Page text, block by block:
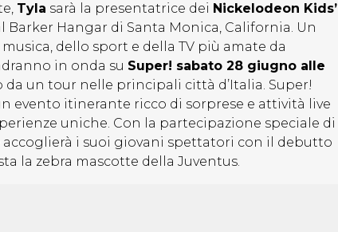
Tyla sarà la presentatrice dei Nickelodeon Kids’
Barker Hangar di Santa Monica, California. Un
dello sport e della TV più amate da
in onda su Super! sabato 28 giugno alle
un tour nelle principali città d’Italia. Super!
evento itinerante ricco di sorprese e attività live
uniche. Con la partecipazione speciale di
accoglierà i suoi giovani spettatori con il debutto
la zebra mascotte della Juventus.